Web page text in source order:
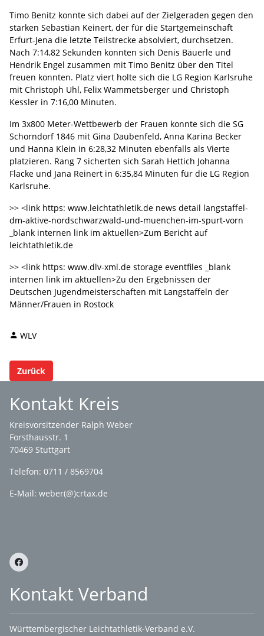
Timo Benitz konnte sich dabei auf der Zielgeraden gegen den
starken Sebastian Keinert, der für die Startgemeinschaft
Erfurt-Jena die letzte Teilstrecke absolviert, durchsetzen.
Nach 7:14,82 Sekunden konnten sich Denis Bäuerle und
Hendrik Engel zusammen mit Timo Benitz über den Titel
freuen konnten. Platz viert holte sich die LG Region Karlsruhe
mit Christoph Uhl, Felix Wammetsberger und Christoph
Kessler in 7:16,00 Minuten.
Im 3x800 Meter-Wettbewerb der Frauen konnte sich die SG
Schorndorf 1846 mit Gina Daubenfeld, Anna Karina Becker
und Hanna Klein in 6:28,32 Minuten ebenfalls als Vierte
platzieren. Rang 7 sicherten sich Sarah Hettich Johanna
Flacke und Jana Reinert in 6:35,84 Minuten für die LG Region
Karlsruhe.
>> <link https: www.leichtathletik.de news detail langstaffel-
dm-aktive-nordschwarzwald-und-muenchen-im-spurt-vorn
_blank internen link im aktuellen>Zum Bericht auf
leichtathletik.de
>> <link https: www.dlv-xml.de storage eventfiles _blank
internen link im aktuellen>Zu den Ergebnissen der
Deutschen Jugendmeisterschaften mit Langstaffeln der
Männer/Frauen in Rostock
WLV
Zurück
Kontakt Kreis
Kreisvorsitzender Ralph Weber
Forsthausstr. 1
70469 Stuttgart
Telefon: 0711 / 8569704
E-Mail: weber(@)crtax.de
Kontakt Verband
Württembergischer Leichtathletik-Verband e.V.